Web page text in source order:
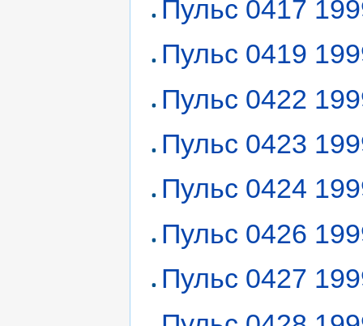
Пульс 0417
Пульс 0419
Пульс 0422
Пульс 0423
Пульс 0424
Пульс 0426
Пульс 0427